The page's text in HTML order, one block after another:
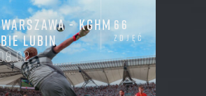
66
zdjęć
- KGHM
LUBIN